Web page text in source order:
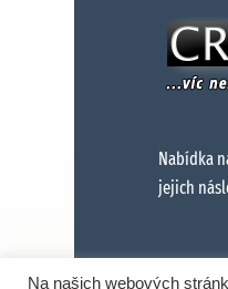
Nabídka
jejich
Na našich webových